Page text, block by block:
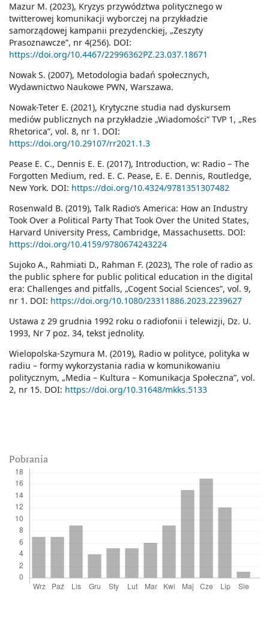
Pobrania
Mazur M. (2023), Kryzys przywództwa politycznego w
twitterowej komunikacji wyborczej na przykładzie
samorządowej kampanii prezydenckiej, „Zeszyty
Prasoznawcze”, nr 4(256). DOI:
https://doi.org/10.4467/22996362PZ.23.037.18671
Nowak S. (2007), Metodologia badań społecznych,
Wydawnictwo Naukowe PWN, Warszawa.
Nowak-Teter E. (2021), Krytyczne studia nad dyskursem
mediów publicznych na przykładzie „Wiadomości” TVP 1, „Res
Rhetorica”, vol. 8, nr 1. DOI:
https://doi.org/10.29107/rr2021.1.3
Pease E. C., Dennis E. E. (2017), Introduction, w: Radio – The
Forgotten Medium, red. E. C. Pease, E. E. Dennis, Routledge,
New York. DOI: https://doi.org/10.4324/9781351307482
Rosenwald B. (2019), Talk Radio’s America: How an Industry
Took Over a Political Party That Took Over the United States,
Harvard University Press, Cambridge, Massachusetts. DOI:
https://doi.org/10.4159/9780674243224
Sujoko A., Rahmiati D., Rahman F. (2023), The role of radio as
the public sphere for public political education in the digital
era: Challenges and pitfalls, „Cogent Social Sciences”, vol. 9,
nr 1. DOI: https://doi.org/10.1080/23311886.2023.2239627
Ustawa z 29 grudnia 1992 roku o radiofonii i telewizji, Dz. U.
1993, Nr 7 poz. 34, tekst jednolity.
Wielopolska-Szymura M. (2019), Radio w polityce, polityka w
radiu – formy wykorzystania radia w komunikowaniu
politycznym, „Media – Kultura – Komunikacja Społeczna”, vol.
2, nr 15. DOI: https://doi.org/10.31648/mkks.5133